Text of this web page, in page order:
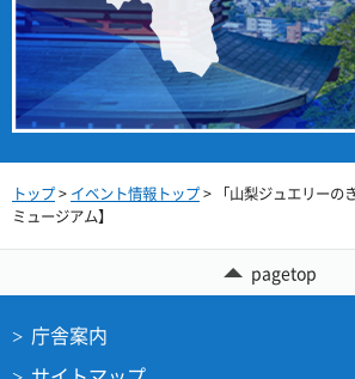
トップ> イベント情報トップ> 「山梨ジュエリーの
ミュージアム】
pagetop
庁舎案内